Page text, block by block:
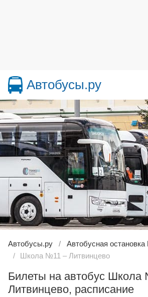
Автобусы.ру
Автобусы.ру
Автобусная
Школа №11 – Литвинцево
Билеты на автобус Школа
Литвинцево, расписание